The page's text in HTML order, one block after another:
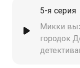
5-я серия
Микки
городок